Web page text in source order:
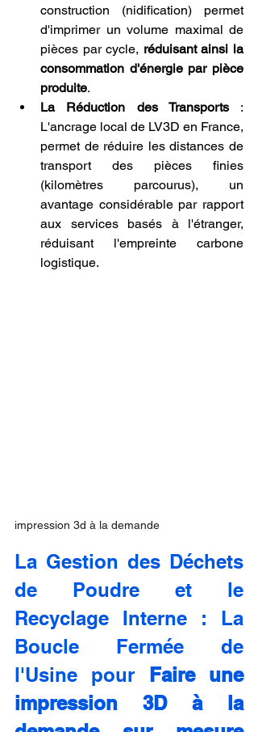
construction (nidification) permet
d'imprimer un volume maximal de
pièces par cycle, réduisant ainsi la
consommation d'énergie par pièce
produite.
La Réduction des Transports :
L'ancrage local de LV3D en France,
permet de réduire les distances de
transport des pièces finies
(kilomètres parcourus), un
avantage considérable par rapport
aux services basés à l'étranger,
réduisant l'empreinte carbone
logistique.
impression 3d à la demande
La Gestion des Déchets
de Poudre et le
Recyclage Interne : La
Boucle Fermée de
l'Usine pour
Faire une
impression 3D à la